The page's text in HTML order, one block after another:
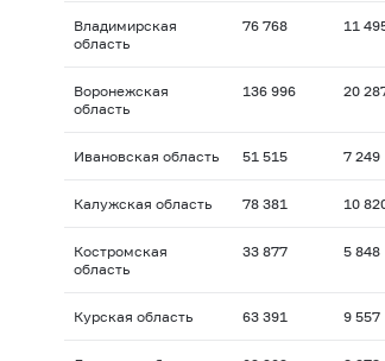
Владимирская
область
76 768 11
Воронежская
область
136 996 20
Ивановская область 51 515 7 249
Калужская область 78 381 10
Костромская
область
33 877 5 848
Курская область 63 391 9 557